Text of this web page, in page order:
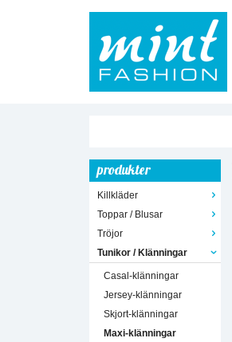
produkter
Killkläder
Toppar / Blusar
Tröjor
Tunikor / Klänningar
Casal-klänningar
Jersey-klänningar
Skjort-klänningar
Maxi-klänningar